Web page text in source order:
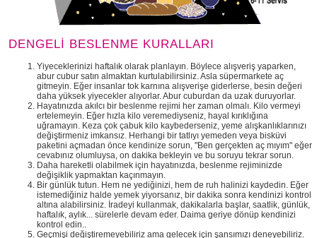
DENGELİ BESLENME KURALLARI
Yiyeceklerinizi haftalık olarak planlayın. Böylece alışveriş yaparken,
abur cubur satın almaktan kurtulabilirsiniz. Asla süpermarkete aç
gitmeyin. Eğer insanlar tok karnına alışverişe giderlerse, besin değeri
daha yüksek yiyecekler alıyorlar. Abur cuburdan da uzak duruyorlar.
Hayatınızda akılcı bir beslenme rejimi her zaman olmalı. Kilo vermeyi
ertelemeyin. Eğer hızla kilo veremediyseniz, hayal kırıklığına
uğramayın. Keza çok çabuk kilo kaybederseniz, yeme alışkanlıklarınızı
değiştirmeniz imkansız. Herhangi bir tatlıyı yemeden veya bisküvi
paketini açmadan önce kendinize sorun, "Ben gerçekten aç mıyım" eğer
cevabınız olumluysa, on dakika bekleyin ve bu soruyu tekrar sorun.
Daha hareketli olabilmek için hayatınızda, beslenme rejiminizde
değişiklik yapmaktan kaçınmayın.
Bir günlük tutun. Hem ne yediğinizi, hem de ruh halinizi kaydedin. Eğer
istemediğiniz halde yemek yiyorsanız, bir dakika sonra kendinizi kontrol
altına alabilirsiniz. İradeyi kullanmak, dakikalarla başlar, saatlik, günlük,
haftalık, aylık... sürelerle devam eder. Daima geriye dönüp kendinizi
kontrol edin..
Geçmişi değiştiremeyebiliriz ama gelecek için şansımızı deneyebiliriz.